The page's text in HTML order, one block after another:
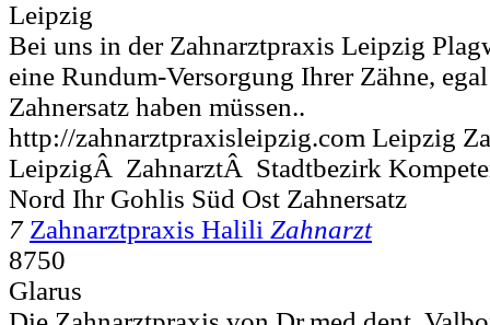
Leipzig
Bei uns in der Zahnarztpraxis Leipzig
eine Rundum-Versorgung Ihrer Zähne,
Zahnersatz haben müssen..
http://zahnarztpraxisleipzig.com Leipzig
LeipzigÂ ZahnarztÂ Stadtbezirk
Nord Ihr Gohlis Süd Ost Zahnersatz
7 Zahnarztpraxis Halili Zahnarzt
8750
Glarus